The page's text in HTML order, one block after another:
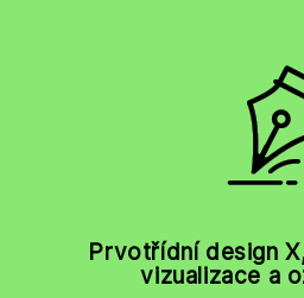
Prvotřídní design
vizualizace a